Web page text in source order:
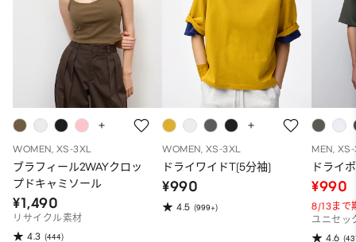
WOMEN, XS-3XL
ブラフィール2WAYクロッ
プドキャミソール
¥1,490
リサイクル素材
4.3 (444)
WOMEN, XS-3XL
ドライワイドT(5分袖)
¥990
4.5 (999+)
MEN,
ドライ
¥990
8/13まで
ユニセッ
4.6